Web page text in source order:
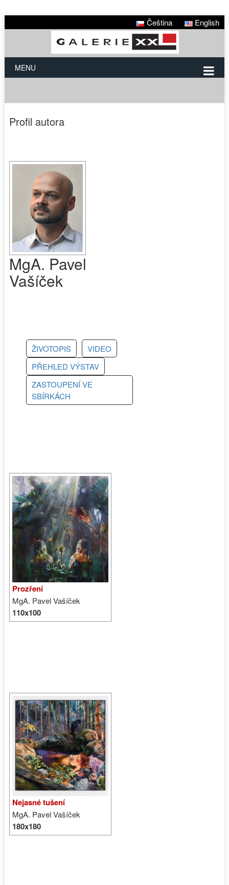
Čeština English
MENU
Profil autora
MgA. Pavel
Vašíček
ŽIVOTOPIS
VIDEO
PŘEHLED VÝSTAV
ZASTOUPENÍ VE
SBÍRKÁCH
Prozření
MgA. Pavel Vašíček
110x100
Nejasné tušení
MgA. Pavel Vašíček
180x180